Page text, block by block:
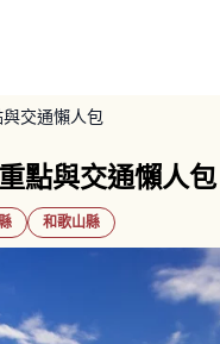
交通懶人包
點與交通懶人包
和歌山縣